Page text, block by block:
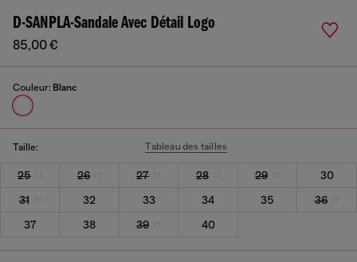
D-SANPLA-Sandale Avec Détail Logo
85,00 €
Couleur: Blanc
Taille: Tableau des tailles
25 26 27 28 29
30
31
32 33 34 35
36
37
38 39 40